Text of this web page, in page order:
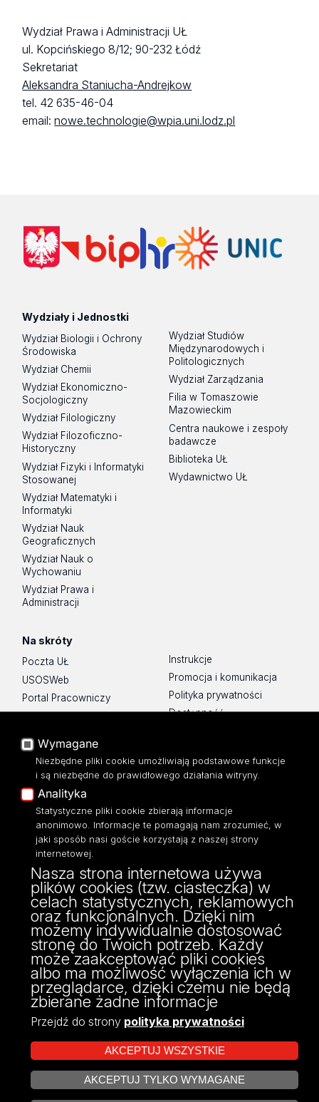
Wydział Prawa i Administracji UŁ
ul. Kopcińskiego 8/12; 90-232 Łódź
Sekretariat
Aleksandra Staniucha-Andrejkow
tel. 42 635-46-04
email:nowe.technologie@wpia.uni.lodz.pl
Wydziały i Jednostki
Wydział Biologii i Ochrony
Środowiska
Wydział Chemii
Wydział Ekonomiczno-
Socjologiczny
Wydział Filologiczny
Wydział Filozoficzno-
Historyczny
Wydział Fizyki i Informatyki
Stosowanej
Wydział Matematyki i
Informatyki
Wydział Nauk
Geograficznych
Wydział Nauk o
Wychowaniu
Wydział Prawa i
Administracji
Wydział Studiów
Międzynarodowych i
Politologicznych
Wydział Zarządzania
Filia w Tomaszowie
Mazowieckim
Centra naukowe i zespoły
badawcze
Biblioteka UŁ
Wydawnictwo UŁ
Na skróty
Poczta UŁ
USOSWeb
Portal Pracowniczy
Baza Aktów Własnych
Moodle
Eksperci UŁ
Polityka Prywatności
Dostępność
Instrukcje
Promocja i komunikacja
Polityka prywatności
Dostępność
Bufet ☕
ul. Kopcińskiego 8/12
90-232 Łódź
NIP: 724-000-32-43
fax: 42/635 47 85
dziekanat@wpia.uni.lodz.pl
Projekt Multiportalu UŁ współfinansowany z funduszy Unii Europejskiej w
ramach konkursu NCBR
Wymagane
Niezbędne pliki cookie umożliwiają podstawowe funkcje
i są niezbędne do prawidłowego działania witryny.
Analityka
Statystyczne pliki cookie zbierają informacje
anonimowo. Informacje te pomagają nam zrozumieć, w
jaki sposób nasi goście korzystają z naszej strony
internetowej.
Nasza strona internetowa używa
plików cookies (tzw. ciasteczka) w
celach statystycznych, reklamowych
oraz funkcjonalnych. Dzięki nim
możemy indywidualnie dostosować
stronę do Twoich potrzeb. Każdy
może zaakceptować pliki cookies
albo ma możliwość wyłączenia ich w
przeglądarce, dzięki czemu nie będą
zbierane żadne informacje
Przejdź do strony polityka prywatności
AKCEPTUJ WSZYSTKIE
AKCEPTUJ TYLKO WYMAGANE
ZARZĄDZAJ COOKIES